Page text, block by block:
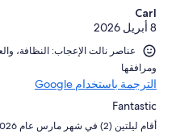
Carl
8 أبريل 2026
ومرافقها⁩
الترجمة باستخدام Google
Fantastic
أقام ليلتين (2) في شهر مارس عام 2026